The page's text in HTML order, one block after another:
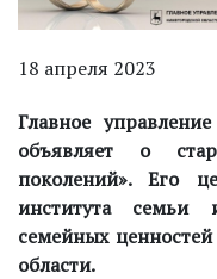
18 апреля 2023
Главное
объявляет о
поколений». Его
института семьи
семейных
области.